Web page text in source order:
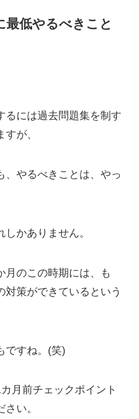
最低やるべきこと
るには過去問題集を制す
が、
、やるべきことは、やっ
かありません。
月のこの時期には、も
対策ができているという
ですね。(笑)
月前チェックポイント
い。